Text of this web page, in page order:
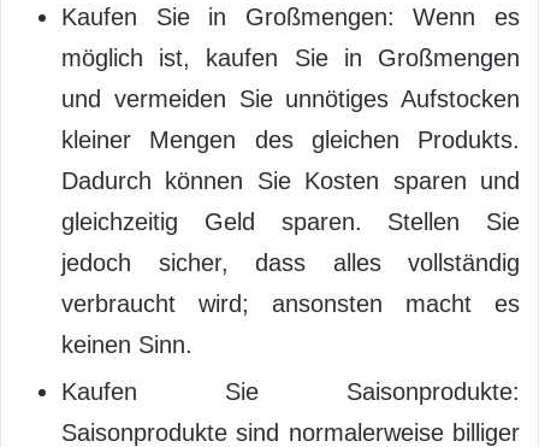
Kaufen Sie in Großmengen: Wenn es
möglich ist, kaufen Sie in Großmengen
und vermeiden Sie unnötiges Aufstocken
kleiner Mengen des gleichen Produkts.
Dadurch können Sie Kosten sparen und
gleichzeitig Geld sparen. Stellen Sie
jedoch sicher, dass alles vollständig
verbraucht wird; ansonsten macht es
keinen Sinn.
Kaufen Sie Saisonprodukte:
Saisonprodukte sind normalerweise billiger